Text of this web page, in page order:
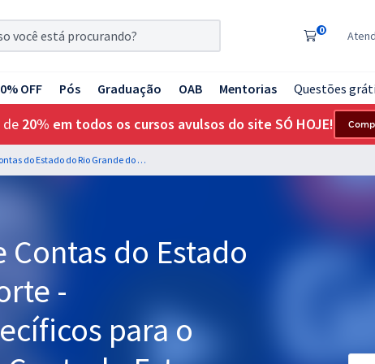
0
OFF Pós Graduação OAB Mentorias Questões
de 20% em todos os cursos avulsos do site SÓ HOJE!
TCE RN - Tribunal de Contas do Estado do Rio Grande do Norte - Conhecimentos Específicos para o Cargo de Auditor de Controle Externo - Especialidade: Engenharia de Obras
Contas do Estado
-
para o